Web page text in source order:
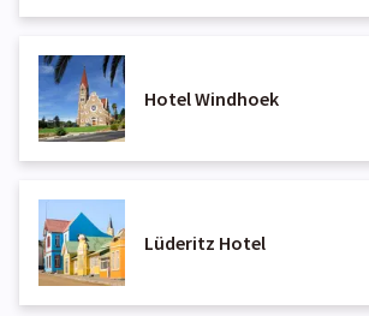
Hotel Windhoek
Lüderitz Hotel